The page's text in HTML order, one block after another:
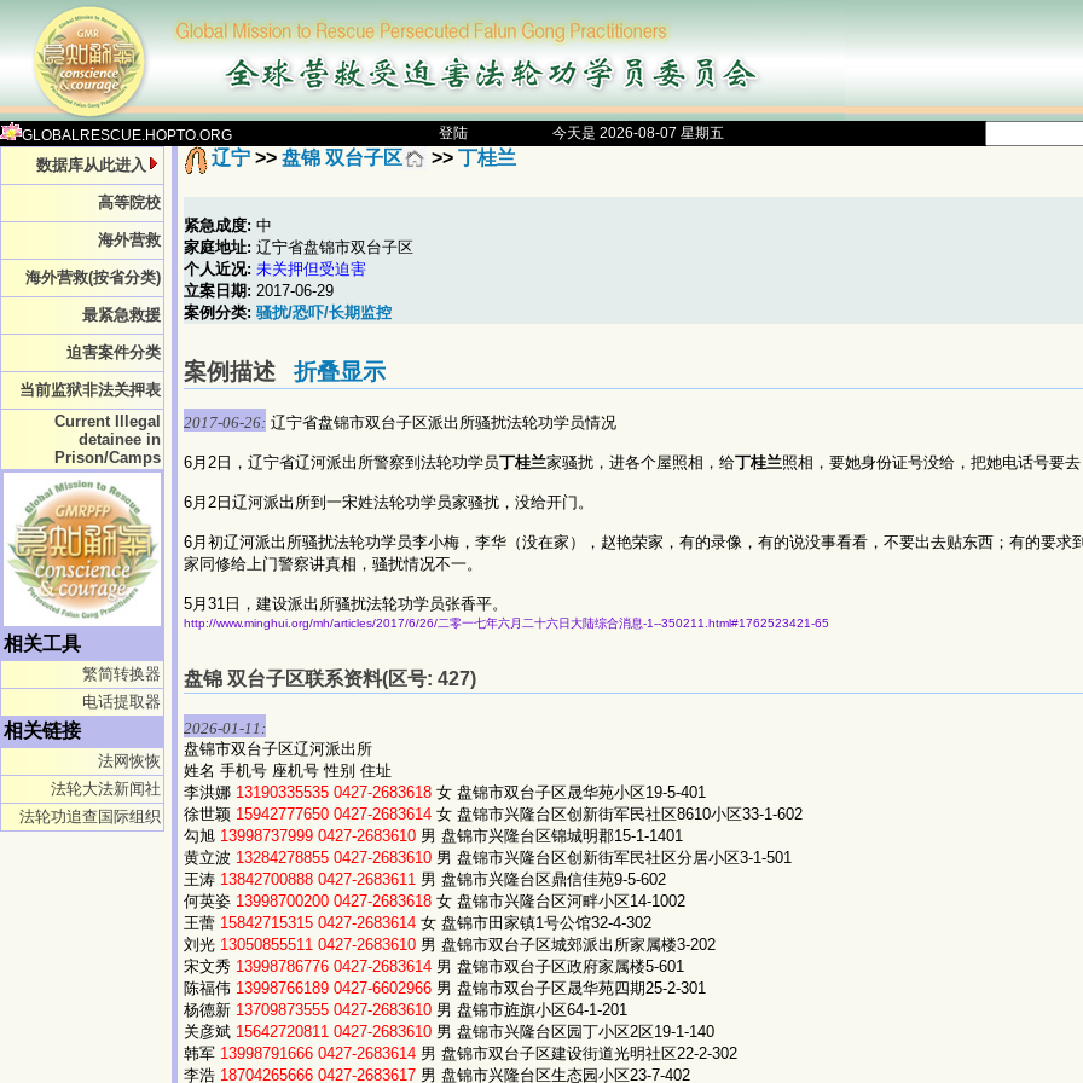
GLOBALRESCUE.HOPTO.ORG 登陆 今天是 2026-08-07 星期五
数据库从此进入
高等院校
海外营救
海外营救(按省分类)
最紧急救援
迫害案件分类
当前监狱非法关押表
Current Illegal
detainee in
Prison/Camps
相关工具
繁简转换器
电话提取器
相关链接
法网恢恢
法轮大法新闻社
法轮功追查国际组织
辽宁 >> 盘锦 双台子区 >> 丁桂兰
紧急成度: 中
家庭地址: 辽宁省盘锦市双台子区
个人近况: 未关押但受迫害
立案日期: 2017-06-29
案例分类: 骚扰/恐吓/长期监控
案例描述 折叠显示
2017-06-26: 辽宁省盘锦市双台子区派出所骚扰法轮功学员情况
6月2日，辽宁省辽河派出所警察到法轮功学员丁桂兰家骚扰，进各个屋照相，给丁桂兰照相，要她身份证号没给，把她电话号要去
6月2日辽河派出所到一宋姓法轮功学员家骚扰，没给开门。
6月初辽河派出所骚扰法轮功学员李小梅，李华（没在家），赵艳荣家，有的录像，有的说没事看看，不要出去贴东西；有的要求
家同修给上门警察讲真相，骚扰情况不一。
5月31日，建设派出所骚扰法轮功学员张香平。
http://www.minghui.org/mh/articles/2017/6/26/二零一七年六月二十六日大陆综合消息-1--350211.html#1762523421-65
盘锦 双台子区联系资料(区号: 427)
2026-01-11:
盘锦市双台子区辽河派出所
姓名 手机号 座机号 性别 住址
李洪娜 13190335535 0427-2683618 女 盘锦市双台子区晟华苑小区19-5-401
徐世颖 15942777650 0427-2683614 女 盘锦市兴隆台区创新街军民社区8610小区33-1-602
勾旭 13998737999 0427-2683610 男 盘锦市兴隆台区锦城明郡15-1-1401
黄立波 13284278855 0427-2683610 男 盘锦市兴隆台区创新街军民社区分居小区3-1-501
王涛 13842700888 0427-2683611 男 盘锦市兴隆台区鼎信佳苑9-5-602
何英姿 13998700200 0427-2683618 女 盘锦市兴隆台区河畔小区14-1002
王蕾 15842715315 0427-2683614 女 盘锦市田家镇1号公馆32-4-302
刘光 13050855511 0427-2683610 男 盘锦市双台子区城郊派出所家属楼3-202
宋文秀 13998786776 0427-2683614 男 盘锦市双台子区政府家属楼5-601
陈福伟 13998766189 0427-6602966 男 盘锦市双台子区晟华苑四期25-2-301
杨德新 13709873555 0427-2683610 男 盘锦市旌旗小区64-1-201
关彦斌 15642720811 0427-2683610 男 盘锦市兴隆台区园丁小区2区19-1-140
韩军 13998791666 0427-2683614 男 盘锦市双台子区建设街道光明社区22-2-302
李浩 18704265666 0427-2683617 男 盘锦市兴隆台区生态园小区23-7-402